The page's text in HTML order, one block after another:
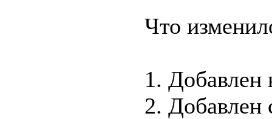
Что
1.
2. Добавлен